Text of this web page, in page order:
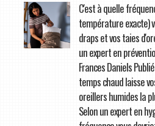
C'est à quelle
température exacte)
draps et vos taies
un expert en
Frances Daniels
temps chaud laisse
oreillers humides la
Selon un expert en